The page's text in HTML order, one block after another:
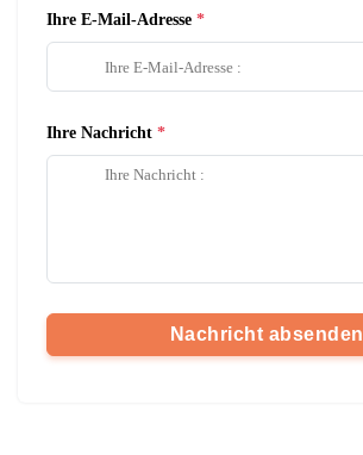
Ihre E-Mail-Adresse
Ihre Nachricht
Nachricht absenden